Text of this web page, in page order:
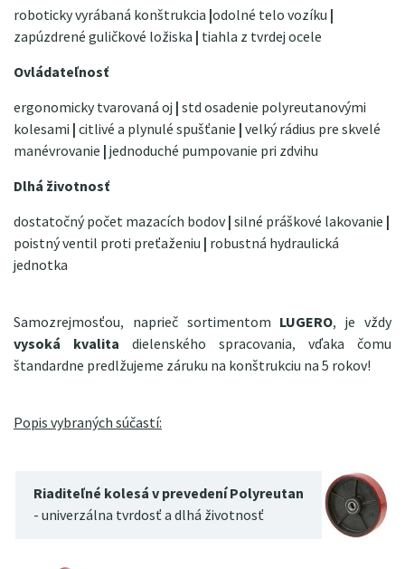
roboticky vyrábaná konštrukcia |odolné telo vozíku |
zapúzdrené guličkové ložiska | tiahla z tvrdej ocele
Ovládateľnosť
ergonomicky tvarovaná oj |std osadenie polyreutanovými
kolesami |citlivé a plynulé spušťanie |velký rádius pre skvelé
manévrovanie |jednoduché pumpovanie pri zdvihu
Dlhá životnosť
dostatočný počet mazacích bodov|silné práškové lakovanie |
poistný ventil proti preťaženiu | robustná hydraulická
jednotka
Samozrejmosťou, naprieč sortimentom LUGERO, je vždy
vysoká kvalita dielenského spracovania, vďaka čomu
štandardne predlžujeme záruku na konštrukciu na 5 rokov!
Popis vybraných súčastí:
Riaditeľné kolesá v prevedení Polyreutan
- univerzálna tvrdosť a dlhá životnosť